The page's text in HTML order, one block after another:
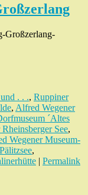
Großzerlang-
. . ., Ruppiner
, Alfred Wegener
´Altes
See,
Wegener Museum-
,
| Permalink